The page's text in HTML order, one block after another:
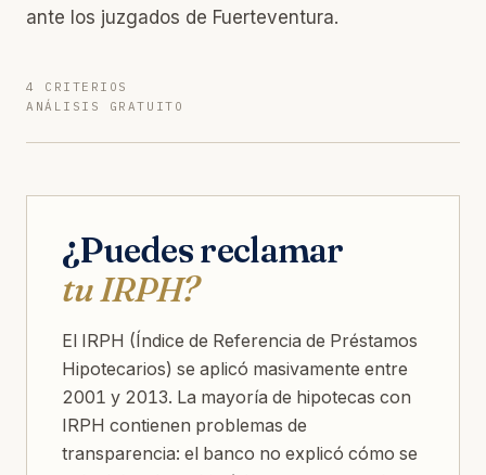
ante los juzgados de Fuerteventura.
4 CRITERIOS
ANÁLISIS GRATUITO
¿Puedes reclamar
tu IRPH?
El IRPH (Índice de Referencia de Préstamos
Hipotecarios) se aplicó masivamente entre
2001 y 2013. La mayoría de hipotecas con
IRPH contienen problemas de
transparencia: el banco no explicó cómo se